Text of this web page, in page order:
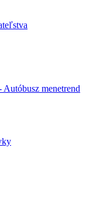
menetrend